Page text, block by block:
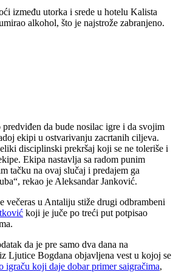
između utorka i srede u hotelu Kalista
alkohol, što je najstrože zabranjeno.
da bude nosilac igre i da svojim
ekipi u ostvarivanju zacrtanih ciljeva.
disciplinski prekršaj koji se ne toleriše i
Ekipa nastavlja sa radom punim
tačku na ovaj slučaj i predajem ga
rekao je Aleksandar Janković.
večeras u Antaliju stiže drugi odbrambeni
koji je juče po treći put potpisao
da je pre samo dva dana na
Ljutice Bogdana objavljena vest u kojoj se
igraču koji daje dobar primer saigračima,